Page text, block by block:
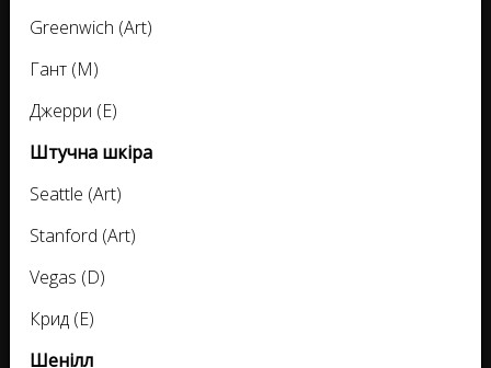
Greenwich (Art)
Гант (M)
Джерри (E)
Штучна шкіра
Seattle (Art)
Stanford (Art)
Vegas (D)
Крид (E)
Шенілл